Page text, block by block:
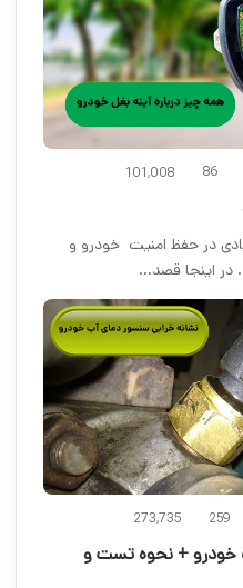
86
101,008
در حفظ امنیت خودرو و
در اینجا قصد…
259
273,735
خودرو + نحوه تست و